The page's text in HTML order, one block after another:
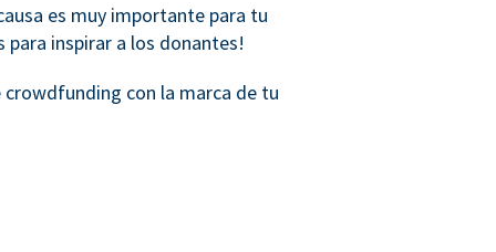
es muy importante para tu
para inspirar a los donantes!
crowdfunding con la marca de tu